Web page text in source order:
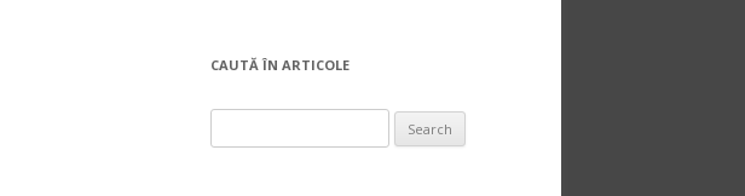
CAUTĂ ÎN ARTICOLE
for: